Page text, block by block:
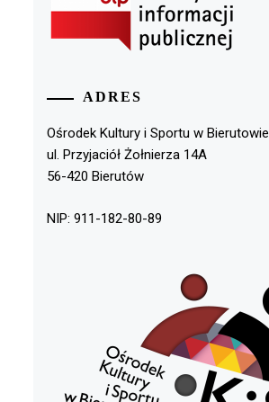
ADRES
Ośrodek Kultury i Sportu w Bierutowie
ul. Przyjaciół Żołnierza 14A
56-420 Bierutów
NIP: 911-182-80-89